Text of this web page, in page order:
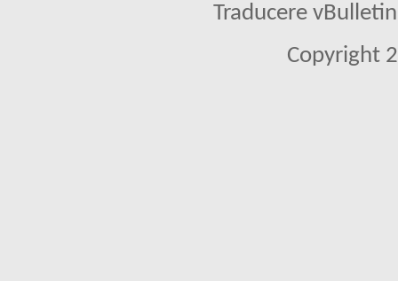
Traducere
Copyright